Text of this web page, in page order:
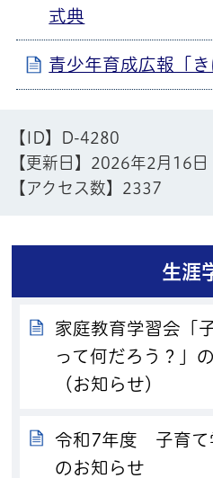
式典
青少年育成広報「き
【ID】
D-4280
【更新日】 2026年2月16日
【アクセス数】 2337
生涯
家庭教育学習会「
って何だろう？」
（お知らせ）
令和7年度 子育て
のお知らせ